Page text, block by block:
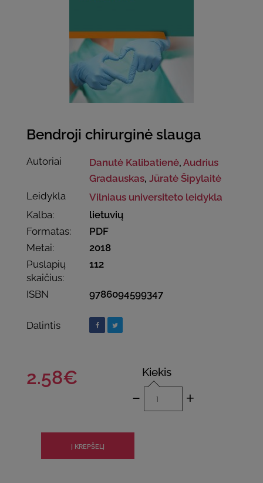
Bendroji chirurginė slauga
Autoriai Danutė Kalibatienė,Audrius
Gradauskas,Jūratė Šipylaitė
Leidykla
Vilniaus universiteto leidykla
Kalba:
lietuvių
Formatas:
PDF
Metai:
2018
Puslapių
skaičius:
112
ISBN 9786094599347
Dalintis
2.58€ Kiekis
- +